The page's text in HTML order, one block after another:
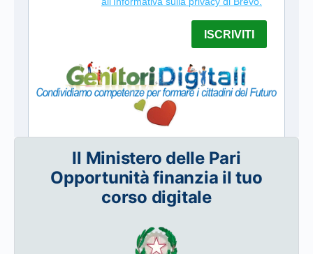
Il Ministero delle Pari
Opportunità finanzia il tuo
corso digitale